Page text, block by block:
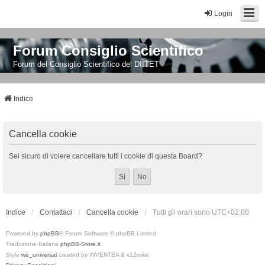
Login
Forum Consiglio Scientifico
Forum del Consiglio Scientifico del DIITET
Indice
Cancella cookie
Sei sicuro di volere cancellare tutti i cookie di questa Board?
Indice Contattaci Cancella cookie Tutti gli orari sono UTC+02:00
Powered by phpBB® Forum Software © phpBB Limited
Traduzione Italiana phpBB-Store.it
Style we_universal created by INVENTEA & v12mike